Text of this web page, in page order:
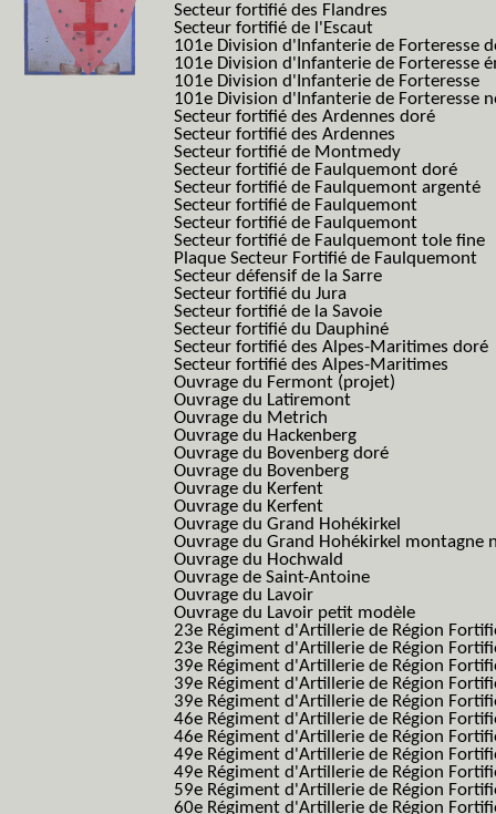
Secteur fortifié des Flandres
Secteur fortifié de l'Escaut
101e Division d'Infanterie de Forteresse
101e Division d'Infanterie de Forteresse
101e Division d'Infanterie de Forteresse
101e Division d'Infanterie de Forteresse
Secteur fortifié des Ardennes doré
Secteur fortifié des Ardennes
Secteur fortifié de Montmedy
Secteur fortifié de Faulquemont doré
Secteur fortifié de Faulquemont argenté
Secteur fortifié de Faulquemont
Secteur fortifié de Faulquemont
Secteur fortifié de Faulquemont tole fine
Plaque Secteur Fortifié de Faulquemont
Secteur défensif de la Sarre
Secteur fortifié du Jura
Secteur fortifié de la Savoie
Secteur fortifié du Dauphiné
Secteur fortifié des Alpes-Maritimes doré
Secteur fortifié des Alpes-Maritimes
Ouvrage du Fermont (projet)
Ouvrage du Latiremont
Ouvrage du Metrich
Ouvrage du Hackenberg
Ouvrage du Bovenberg doré
Ouvrage du Bovenberg
Ouvrage du Kerfent
Ouvrage du Kerfent
Ouvrage du Grand Hohékirkel
Ouvrage du Grand Hohékirkel montagne
Ouvrage du Hochwald
Ouvrage de Saint-Antoine
Ouvrage du Lavoir
Ouvrage du Lavoir petit modèle
23e Régiment d'Artillerie de Région
23e Régiment d'Artillerie de Région
39e Régiment d'Artillerie de Région
39e Régiment d'Artillerie de Région
39e Régiment d'Artillerie de Région
46e Régiment d'Artillerie de Région
46e Régiment d'Artillerie de Région
49e Régiment d'Artillerie de Région
49e Régiment d'Artillerie de Région
59e Régiment d'Artillerie de Région
60e Régiment d'Artillerie de Région